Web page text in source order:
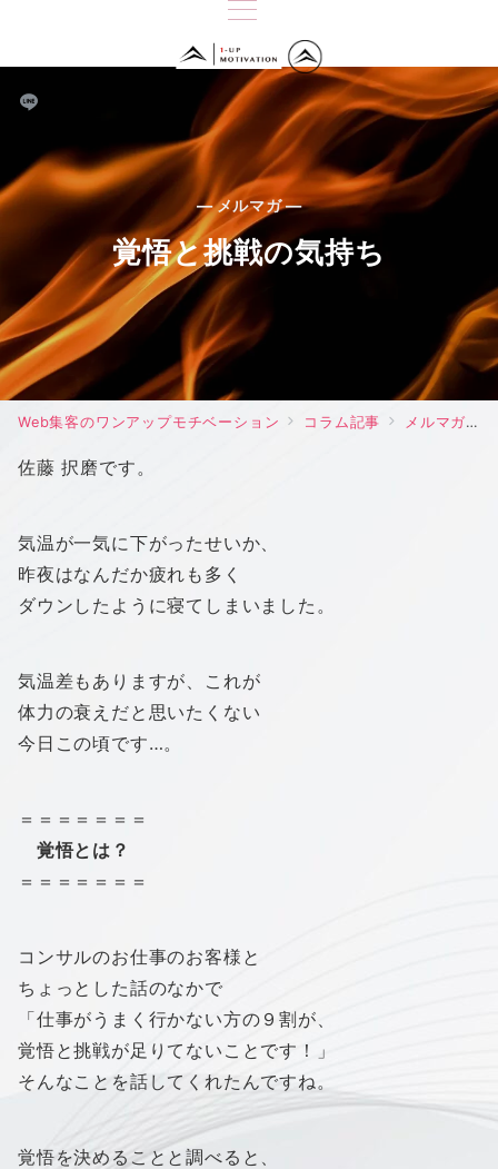
— メルマガ —
覚悟と挑戦の気持ち
Web集客のワンアップモチベーション コラム記事 メルマガ
佐藤 択磨です。
気温が一気に下がったせいか、
昨夜はなんだか疲れも多く
ダウンしたように寝てしまいました。
気温差もありますが、これが
体力の衰えだと思いたくない
今日この頃です…。
＝＝＝＝＝＝＝
覚悟とは？
＝＝＝＝＝＝＝
コンサルのお仕事のお客様と
ちょっとした話のなかで
「仕事がうまく行かない方の９割が、
覚悟と挑戦が足りてないことです！」
そんなことを話してくれたんですね。
覚悟を決めることと調べると、